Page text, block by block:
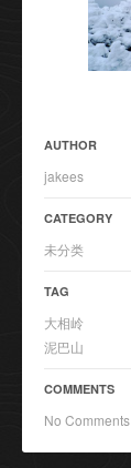
AUTHOR
jakees
CATEGORY
未分类
TAG
大相岭
泥巴山
COMMENTS
No Comments